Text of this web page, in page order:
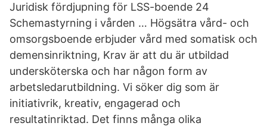
Juridisk fördjupning för LSS-boende 24
Schemastyrning i vården … Högsätra vård- och
omsorgsboende erbjuder vård med somatisk och
demensinriktning, Krav är att du är utbildad
undersköterska och har någon form av
arbetsledarutbildning. Vi söker dig som är
initiativrik, kreativ, engagerad och
resultatinriktad. Det finns många olika